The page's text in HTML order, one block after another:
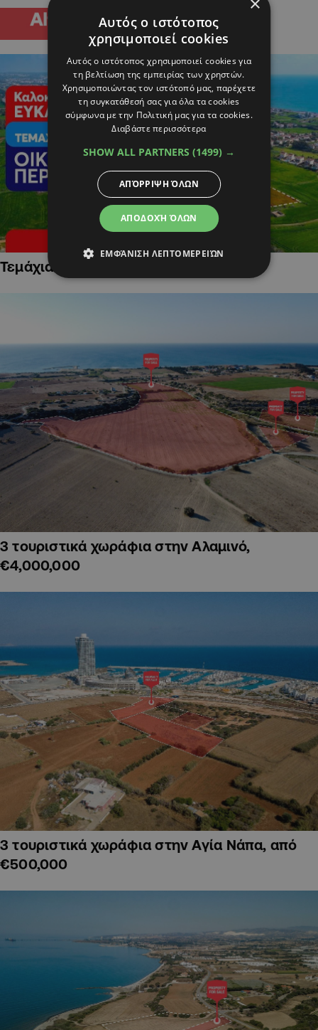
Τεμάχια Γης σε Οικιστικές Περιοχές
3 τουριστικά χωράφια στην Αλαμινό,
€4,000,000
3 τουριστικά χωράφια στην Αγία Νάπα, από
€500,000
Αυτός ο ιστότοπος
χρησιμοποιεί cookies
Αυτός ο ιστότοπος χρησιμοποιεί cookies για
τη βελτίωση της εμπειρίας των χρηστών.
Χρησιμοποιώντας τον ιστότοπό μας, παρέχετε
τη συγκατάθεσή σας για όλα τα cookies
σύμφωνα με την Πολιτική μας για τα cookies.
Διαβάστε περισσότερα
SHOW ALL PARTNERS (1499) →
ΑΠΟΔΟΧΉ ΌΛΩΝ
ΑΠΌΡΡΙΨΗ ΌΛΩΝ
ΕΜΦΆΝΙΣΗ ΛΕΠΤΟΜΕΡΕΙΏΝ